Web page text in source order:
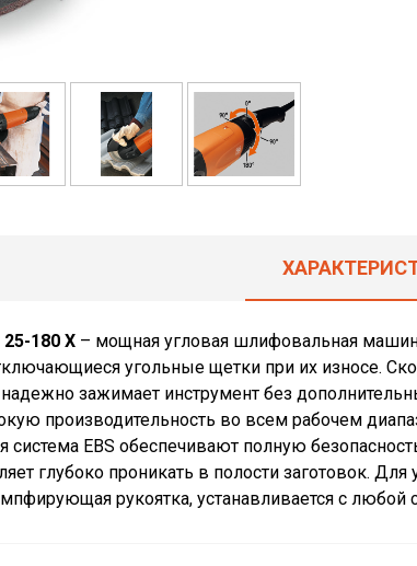
180 X – мощная угловая шлифовальная
угольные щетки при их износе.
зажимает инструмент без
производительность во всем рабочем
EBS обеспечивают полную
глубоко проникать в полости заготовок.
рукоятка, устанавливается с любой